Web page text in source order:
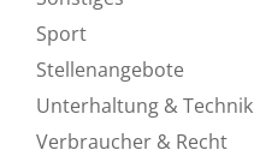
Sport
Stellenangebote
Unterhaltung & Technik
Verbraucher & Recht